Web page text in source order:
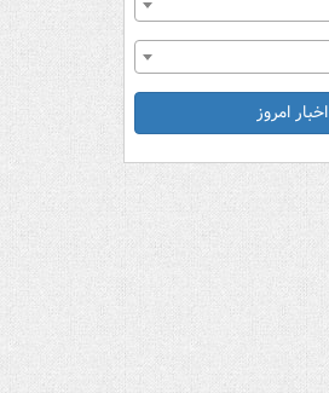
اخبار امروز